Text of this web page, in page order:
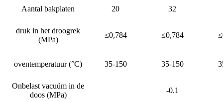
Aantal bakplaten 20 32
druk in het droogrek
(MPa)
≤0,784 ≤0,784
oventemperatuur (°C) 35-150 35-150
Onbelast vacuüm in de
doos (MPa)
-0.1